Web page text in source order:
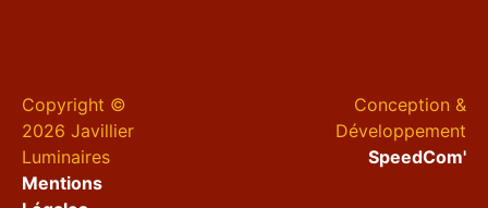
Copyright ©
2026 Javillier
Luminaires
Mentions
Conception &
Développement
SpeedCom'